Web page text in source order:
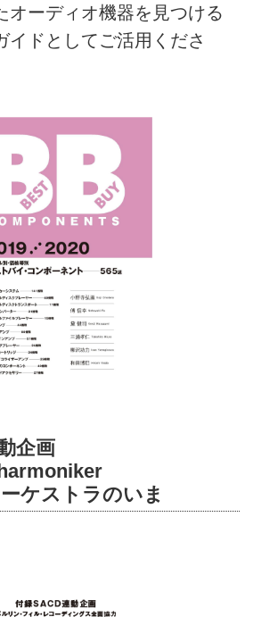
オーディオ機器を見つける
イドとしてご活用くださ
企画
ケストラのいま